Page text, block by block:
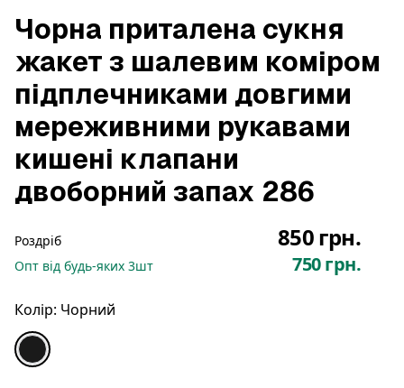
Чорна приталена сукня
жакет з шалевим коміром
підплечниками довгими
мереживними рукавами
кишені клапани
двоборний запах 286
Роздріб 850 грн.
Опт від будь-яких 3шт 750 грн.
Колір: Чорний